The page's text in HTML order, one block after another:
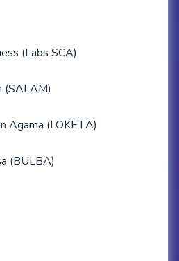
(Labs SCA)
(SALAM)
Agama (LOKETA)
(BULBA)